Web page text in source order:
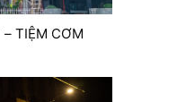
– TIỆM CƠM